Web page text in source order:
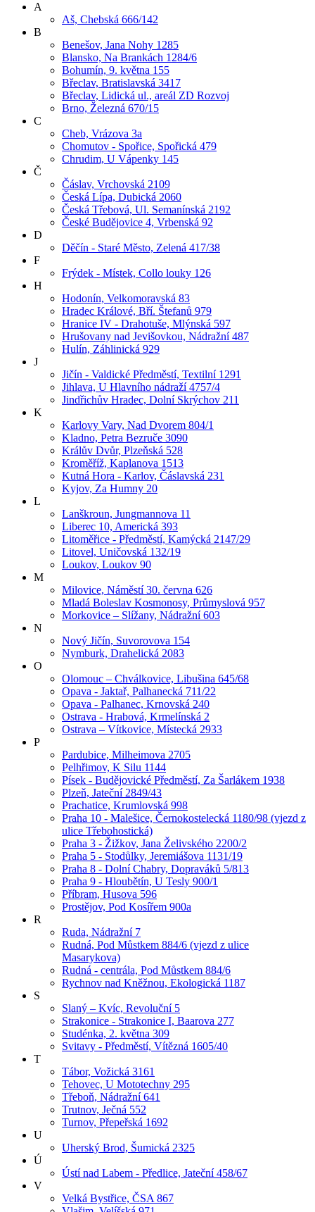
A
Aš, Chebská 666/142
B
Benešov, Jana Nohy 1285
Blansko, Na Brankách 1284/6
Bohumín, 9. května 155
Břeclav, Bratislavská 3417
Břeclav, Lidická ul., areál ZD Rozvoj
Brno, Železná 670/15
C
Cheb, Vrázova 3a
Chomutov - Spořice, Spořická 479
Chrudim, U Vápenky 145
Č
Čáslav, Vrchovská 2109
Česká Lípa, Dubická 2060
Česká Třebová, Ul. Semanínská 2192
České Budějovice 4, Vrbenská 92
D
Děčín - Staré Město, Zelená 417/38
F
Frýdek - Místek, Collo louky 126
H
Hodonín, Velkomoravská 83
Hradec Králové, Bří. Štefanů 979
Hranice IV - Drahotuše, Mlýnská 597
Hrušovany nad Jevišovkou, Nádražní 487
Hulín, Záhlinická 929
J
Jičín - Valdické Předměstí, Textilní 1291
Jihlava, U Hlavního nádraží 4757/4
Jindřichův Hradec, Dolní Skrýchov 211
K
Karlovy Vary, Nad Dvorem 804/1
Kladno, Petra Bezruče 3090
Králův Dvůr, Plzeňská 528
Kroměříž, Kaplanova 1513
Kutná Hora - Karlov, Čáslavská 231
Kyjov, Za Humny 20
L
Lanškroun, Jungmannova 11
Liberec 10, Americká 393
Litoměřice - Předměstí, Kamýcká 2147/29
Litovel, Uničovská 132/19
Loukov, Loukov 90
M
Milovice, Náměstí 30. června 626
Mladá Boleslav Kosmonosy, Průmyslová 957
Morkovice – Slížany, Nádražní 603
N
Nový Jičín, Suvorovova 154
Nymburk, Drahelická 2083
O
Olomouc – Chválkovice, Libušina 645/68
Opava - Jaktař, Palhanecká 711/22
Opava - Palhanec, Krnovská 240
Ostrava - Hrabová, Krmelínská 2
Ostrava – Vítkovice, Místecká 2933
P
Pardubice, Milheimova 2705
Pelhřimov, K Silu 1144
Písek - Budějovické Předměstí, Za Šarlákem 1938
Plzeň, Jateční 2849/43
Prachatice, Krumlovská 998
Praha 10 - Malešice, Černokostelecká 1180/98 (vjezd z
ulice Třebohostická)
Praha 3 - Žižkov, Jana Želivského 2200/2
Praha 5 - Stodůlky, Jeremiášova 1131/19
Praha 8 - Dolní Chabry, Dopraváků 5/813
Praha 9 - Hloubětín, U Tesly 900/1
Příbram, Husova 596
Prostějov, Pod Kosířem 900a
R
Ruda, Nádražní 7
Rudná, Pod Můstkem 884/6 (vjezd z ulice
Masarykova)
Rudná - centrála, Pod Můstkem 884/6
Rychnov nad Kněžnou, Ekologická 1187
S
Slaný – Kvíc, Revoluční 5
Strakonice - Strakonice I, Baarova 277
Studénka, 2. května 309
Svitavy - Předměstí, Vítězná 1605/40
T
Tábor, Vožická 3161
Tehovec, U Mototechny 295
Třeboň, Nádražní 641
Trutnov, Ječná 552
Turnov, Přepeřská 1692
U
Uherský Brod, Šumická 2325
Ú
Ústí nad Labem - Předlice, Jateční 458/67
V
Velká Bystřice, ČSA 867